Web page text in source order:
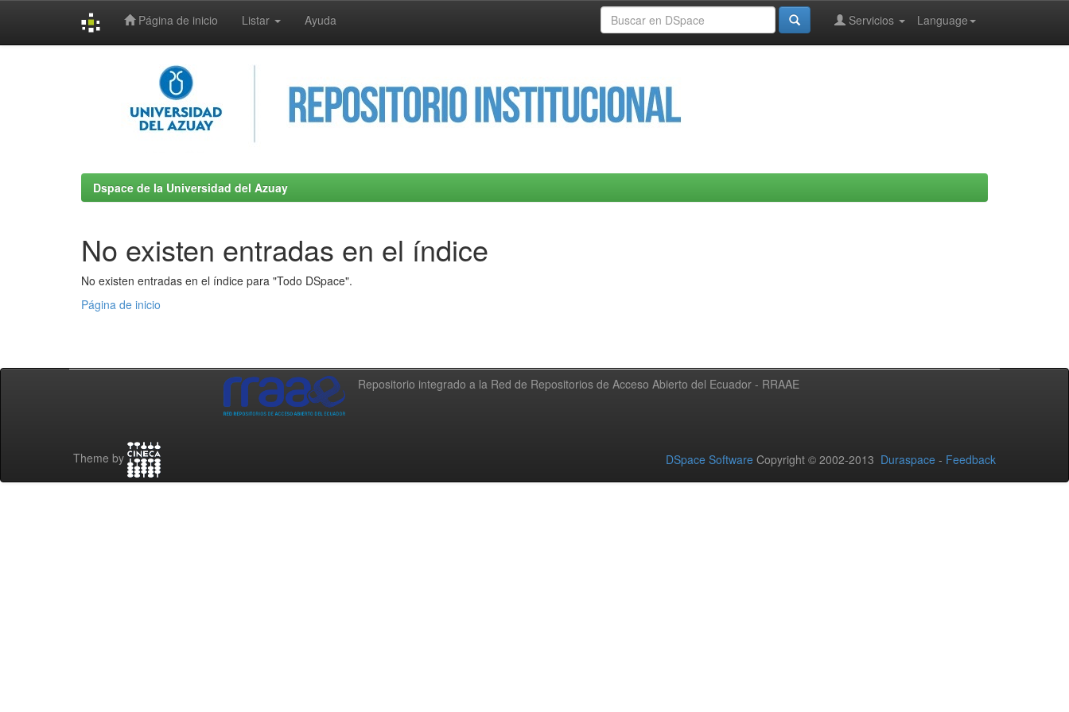
Página de inicio Listar Ayuda Language
Servicios
Dspace de la Universidad del Azuay
No existen entradas en el índice
No existen entradas en el índice para "Todo DSpace".
Página de inicio
Repositorio integrado a la Red de Repositorios de Acceso Abierto del Ecuador - RRAAE
Theme by DSpace Software Copyright © 2002-2013 Duraspace - Feedback